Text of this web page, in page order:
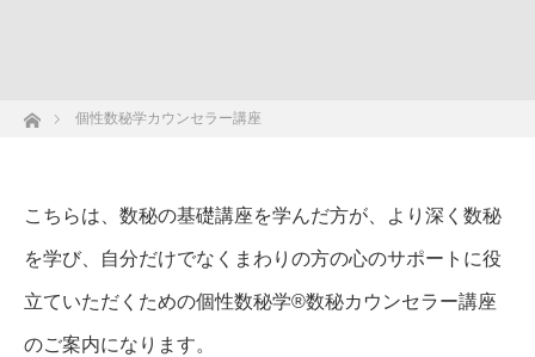
ホーム個性数秘学カウンセラー講座
こちらは、数秘の基礎講座を学んだ方が、より深く数秘
を学び、自分だけでなくまわりの方の心のサポートに役
立ていただくための個性数秘学®数秘カウンセラー講座
のご案内になります。